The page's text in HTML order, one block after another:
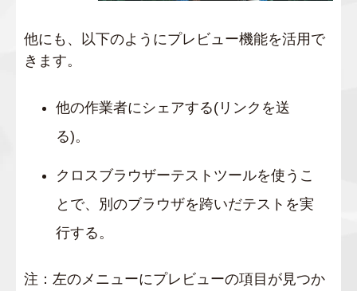
他にも、以下のようにプレビュー機能を活用で
きます。
他の作業者にシェアする(リンクを送
る)。
クロスブラウザーテストツールを使うこ
とで、別のブラウザを跨いだテストを実
行する。
注：左のメニューにプレビューの項目が見つか